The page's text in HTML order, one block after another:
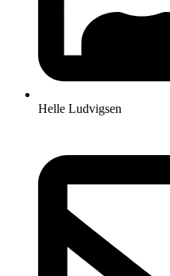
Helle Ludvigsen